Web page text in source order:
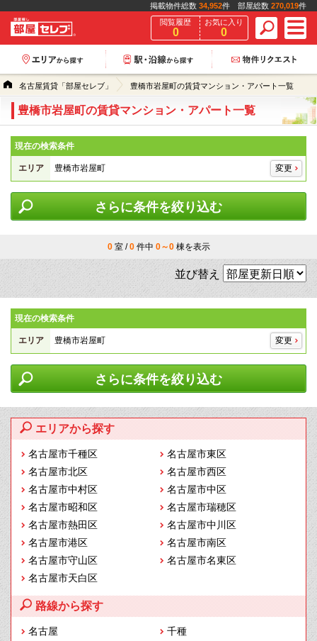
掲載物件総数 34,952件 部屋総数 270,019件
閲覧履歴
0
お気に入り
0
名古屋賃貸「部屋セレブ」 豊橋市岩屋町の賃貸マンション・アパート一覧
豊橋市岩屋町の賃貸マンション・アパート一覧
現在の検索条件
エリア 豊橋市岩屋町 変更
さらに条件を絞り込む
0室 /0件中 0～0棟を表示
並び替え
現在の検索条件
エリア 豊橋市岩屋町 変更
さらに条件を絞り込む
エリアから探す
名古屋市千種区
名古屋市東区
名古屋市北区
名古屋市西区
名古屋市中村区
名古屋市中区
名古屋市昭和区
名古屋市瑞穂区
名古屋市熱田区
名古屋市中川区
名古屋市港区
名古屋市南区
名古屋市守山区
名古屋市名東区
名古屋市天白区
路線から探す
名古屋
千種